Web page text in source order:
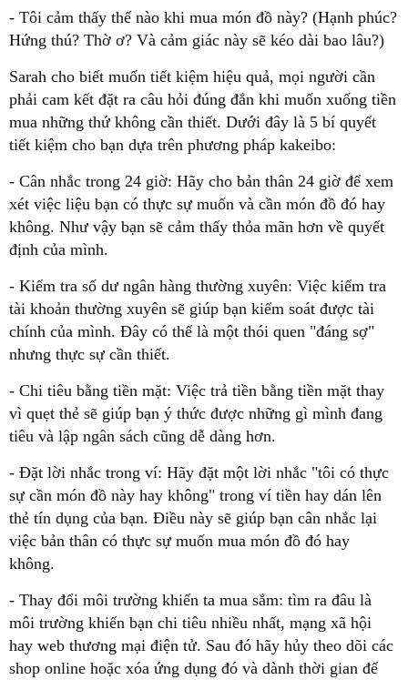
- Tôi cảm thấy thế nào khi mua món đồ này? (Hạnh phúc?
Hứng thú? Thờ ơ? Và cảm giác này sẽ kéo dài bao lâu?)
Sarah cho biết muốn tiết kiệm hiệu quả, mọi người cần
phải cam kết đặt ra câu hỏi đúng đắn khi muốn xuống tiền
mua những thứ không cần thiết. Dưới đây là 5 bí quyết
tiết kiệm cho bạn dựa trên phương pháp kakeibo:
- Cân nhắc trong 24 giờ: Hãy cho bản thân 24 giờ để xem
xét việc liệu bạn có thực sự muốn và cần món đồ đó hay
không. Như vậy bạn sẽ cảm thấy thỏa mãn hơn về quyết
định của mình.
- Kiểm tra số dư ngân hàng thường xuyên: Việc kiểm tra
tài khoản thường xuyên sẽ giúp bạn kiểm soát được tài
chính của mình. Đây có thể là một thói quen "đáng sợ"
nhưng thực sự cần thiết.
- Chi tiêu bằng tiền mặt: Việc trả tiền bằng tiền mặt thay
vì quẹt thẻ sẽ giúp bạn ý thức được những gì mình đang
tiêu và lập ngân sách cũng dễ dàng hơn.
- Đặt lời nhắc trong ví: Hãy đặt một lời nhắc "tôi có thực
sự cần món đồ này hay không" trong ví tiền hay dán lên
thẻ tín dụng của bạn. Điều này sẽ giúp bạn cân nhắc lại
việc bản thân có thực sự muốn mua món đồ đó hay
không.
- Thay đổi môi trường khiến ta mua sắm: tìm ra đâu là
môi trường khiến bạn chi tiêu nhiều nhất, mạng xã hội
hay web thương mại điện tử. Sau đó hãy hủy theo dõi các
shop online hoặc xóa ứng dụng đó và dành thời gian để